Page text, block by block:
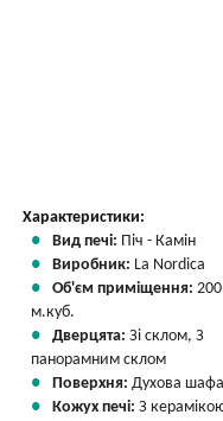
Характеристики:
Вид печі: Піч - Камін
Виробник: La Nordica
Об'єм приміщення:
м.куб.
Дверцята: Зі склом, З
панорамним склом
Поверхня: Духова шафа
Кожух печі: З